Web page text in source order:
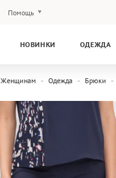
Помощь
НОВИНКИ ОДЕЖДА
Женщинам Одежда Брюки